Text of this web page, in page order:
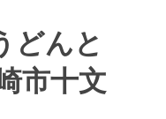
どんと
市十文